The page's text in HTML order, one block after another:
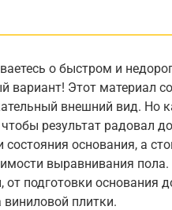
о быстром и
вариант! Этот материал
внешний вид. Но
результат радовал
состояния основания, а
выравнивания
от подготовки основания
виниловой плитки.